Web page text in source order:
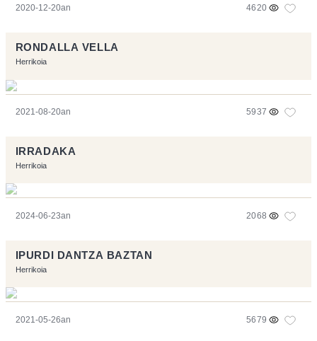
2020-12-20an 4620
RONDALLA VELLA
Herrikoia
2021-08-20an 5937
IRRADAKA
Herrikoia
2024-06-23an 2068
IPURDI DANTZA BAZTAN
Herrikoia
2021-05-26an 5679